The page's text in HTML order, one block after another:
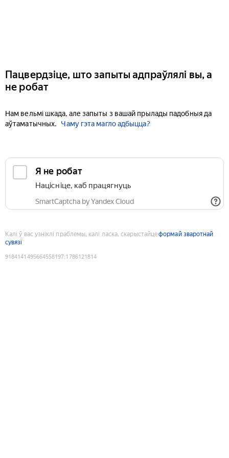
Пацвердзіце, што запыты адпраўлялі вы, а
не робат
Нам вельмі шкада, але запыты з вашай прылады падобныя да
аўтаматычных.
Чаму гэта магло адбыцца?
Я не робат
Націсніце, каб працягнуць
SmartCaptcha by Yandex Cloud
Калі ў вас узніклі праблемы, калі ласка, скарыстайцеформай зваротнай
сувязі
9184141495664558197:1786121814